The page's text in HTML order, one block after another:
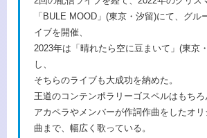
「BULE MOOD」(東京・汐留)にて、グル
イブを開催、
2023年は「晴れたら空に豆まいて」(東京
し、
そちらのライブも大成功を納めた。
王道のコンテンポラリーゴスペルはもちろ
アカペラやメンバーが作詞作曲をしたオ
曲まで、幅広く歌っている。